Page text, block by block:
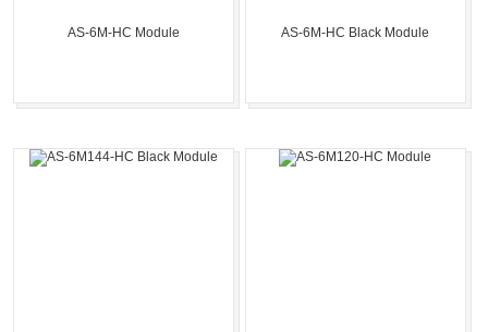
AS-6M-HC Module AS-6M-HC Black Module